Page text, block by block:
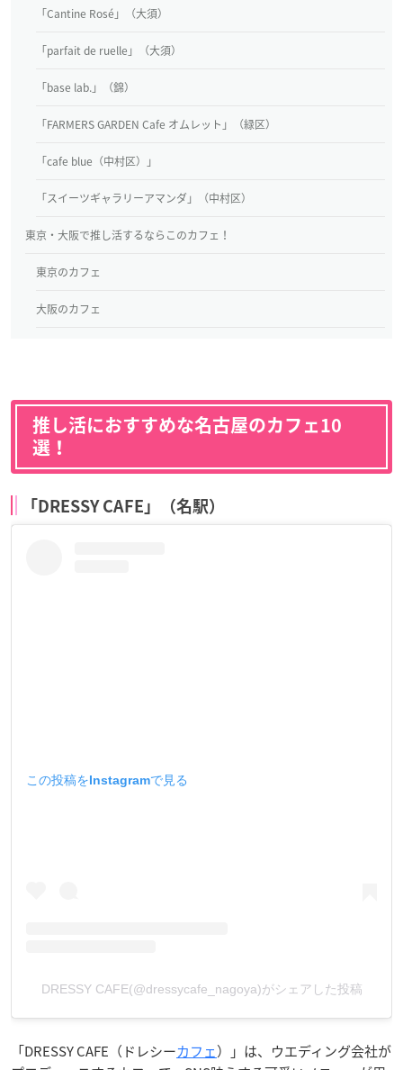
「Cantine Rosé」（大須）
「parfait de ruelle」（大須）
「base lab.」（錦）
「FARMERS GARDEN Cafe オムレット」（緑区）
「cafe blue（中村区）」
「スイーツギャラリーアマンダ」（中村区）
東京・大阪で推し活するならこのカフェ！
東京のカフェ
大阪のカフェ
推し活におすすめな名古屋のカフェ10
選！
「DRESSY CAFE」（名駅）
この投稿をInstagramで見る
DRESSY CAFE(@dressycafe_nagoya)がシェアした投稿
「DRESSY CAFE（ドレシーカフェ）」は、ウエディング会社が